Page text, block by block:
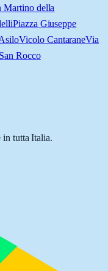
Martino della
Piazza Giuseppe
Vicolo CantaraneVia
Rocco
in tutta Italia.